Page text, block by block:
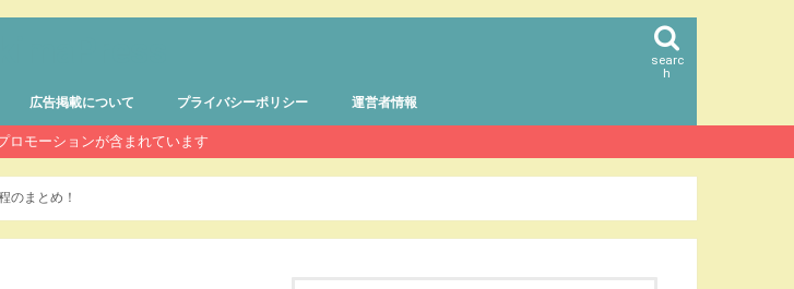
searc
h
広告掲載について プライバシーポリシー 運営者情報
ロモーションが含まれています
のまとめ！